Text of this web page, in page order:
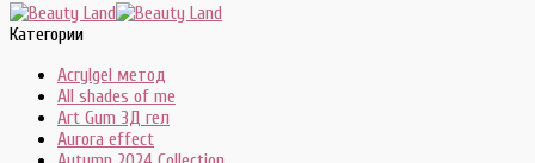
Категории
Acrylgel метод
All shades of me
Art Gum 3Д гел
Aurora effect